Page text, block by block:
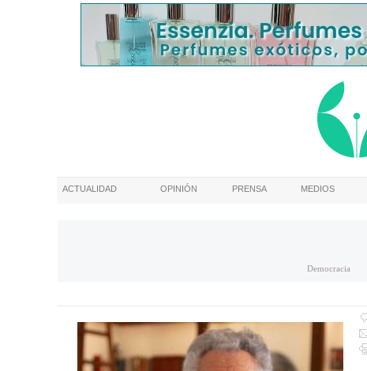
ACTUALIDAD OPINIÓN PRENSA MEDIOS
Democracia